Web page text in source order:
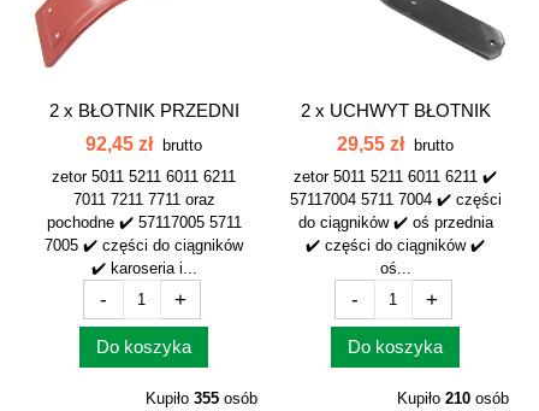
2 x BŁOTNIK PRZEDNI
PŁASZCZ BŁOTNIKA...
92,45 zł
brutto
zetor 5011 5211 6011 6211
7011 7211 7711 oraz
pochodne ✔️ 57117005 5711
7005 ✔️ części do ciągników
✔️ karoseria i...
- +
Do koszyka
Kupiło 355 osób
2 x UCHWYT BŁOTNIK
PRZEDNIEGO OŚ...
29,55 zł
brutto
zetor 5011 5211 6011 6211 ✔️
57117004 5711 7004 ✔️ części
do ciągników ✔️ oś przednia
✔️ części do ciągników ✔️
oś...
- +
Do koszyka
Kupiło 210 osób